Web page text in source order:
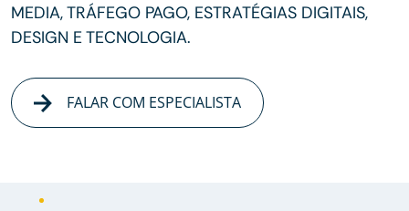
MEDIA, TRÁFEGO PAGO, ESTRATÉGIAS DIGITAIS,
DESIGN E TECNOLOGIA.
FALAR COM ESPECIALISTA